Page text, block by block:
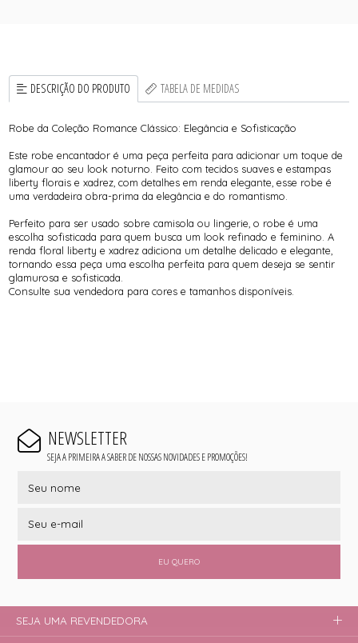
DESCRIÇÃO DO PRODUTO TABELA DE MEDIDAS
Robe da Coleção Romance Clássico: Elegância e Sofisticação
Este robe encantador é uma peça perfeita para adicionar um toque de
glamour ao seu look noturno. Feito com tecidos suaves e estampas
liberty florais e xadrez, com detalhes em renda elegante, esse robe é
uma verdadeira obra-prima da elegância e do romantismo.
Perfeito para ser usado sobre camisola ou lingerie, o robe é uma
escolha sofisticada para quem busca um look refinado e feminino. A
renda floral liberty e xadrez adiciona um detalhe delicado e elegante,
tornando essa peça uma escolha perfeita para quem deseja se sentir
glamurosa e sofisticada.
Consulte sua vendedora para cores e tamanhos disponíveis.
NEWSLETTER
SEJA A PRIMEIRA A SABER DE NOSSAS NOVIDADES E PROMOÇÕES!
EU QUERO
SEJA UMA REVENDEDORA